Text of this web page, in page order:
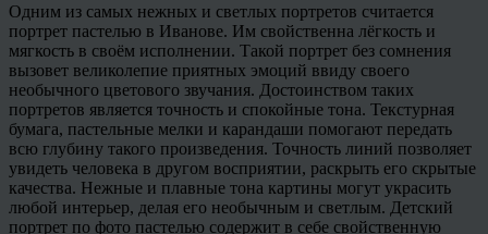
Одним из самых нежных и светлых портретов считается
портрет пастелью в Иванове. Им свойственна лёгкость и
мягкость в своём исполнении. Такой портрет без сомнения
вызовет великолепие приятных эмоций ввиду своего
необычного цветового звучания. Достоинством таких
портретов является точность и спокойные тона. Текстурная
бумага, пастельные мелки и карандаши помогают передать
всю глубину такого произведения. Точность линий позволяет
увидеть человека в другом восприятии, раскрыть его скрытые
качества. Нежные и плавные тона картины могут украсить
любой интерьер, делая его необычным и светлым. Детский
портрет по фото пастелью содержит в себе свойственную